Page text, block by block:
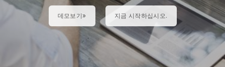
데모보기» 지금 시작하십시오.